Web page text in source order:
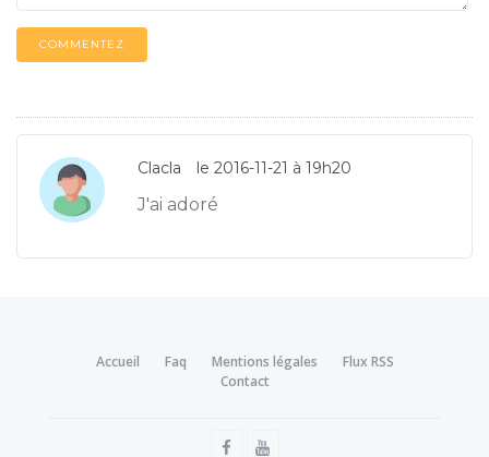
COMMENTEZ
Clacla le 2016-11-21 à 19h20
J'ai adoré
Accueil Faq Mentions légales
Flux RSS
Contact